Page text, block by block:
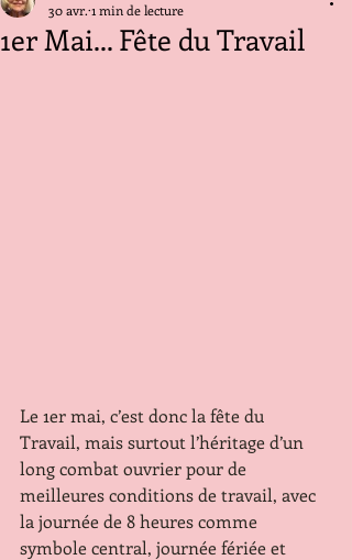
1er Mai... Fête du Travail
30 avr. 1 min de lecture
Le 1er mai, c’est donc la fête du
Travail, mais surtout l’héritage d’un
long combat ouvrier pour de
meilleures conditions de travail, avec
la journée de 8 heures comme
symbole central, journée fériée et